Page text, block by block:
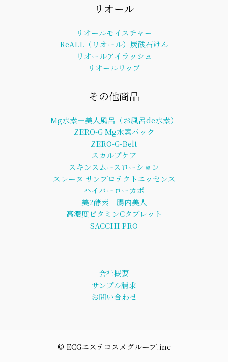
リオール
リオールモイスチャー
ReALL（リオール）炭酸石けん
リオールアイラッシュ
リオールリップ
その他商品
Mg水素＋美人風呂（お風呂de水素）
ZERO-G Mg水素パック
ZERO-G-Belt
スカルプケア
スキンスムースローション
スレーヌ サンプロテクトエッセンス
ハイパーローカボ
美2酵素 腸内美人
高濃度ビタミンCタブレット
SACCHI PRO
会社概要
サンプル請求
お問い合わせ
©︎ ECGエステコスメグループ.inc